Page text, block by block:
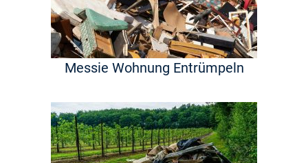
Messie Wohnung Entrümpeln